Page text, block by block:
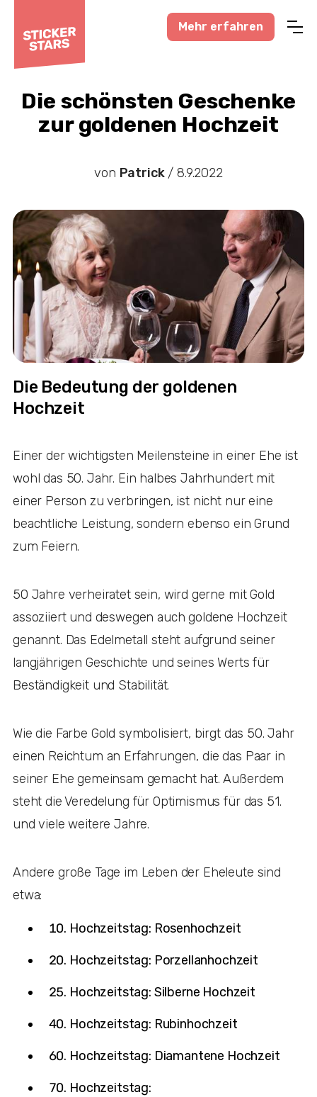
Amateursport
Feuerwehr-News
Business-Welt
Treueaktionen
Mehr erfahren
Die schönsten Geschenke
zur goldenen Hochzeit
von Patrick / 8.9.2022
Die Bedeutung der goldenen
Hochzeit
Einer der wichtigsten Meilensteine in einer Ehe ist
wohl das 50. Jahr. Ein halbes Jahrhundert mit
einer Person zu verbringen, ist nicht nur eine
beachtliche Leistung, sondern ebenso ein Grund
zum Feiern.
50 Jahre verheiratet sein, wird gerne mit Gold
assoziiert und deswegen auch goldene Hochzeit
genannt. Das Edelmetall steht aufgrund seiner
langjährigen Geschichte und seines Werts für
Beständigkeit und Stabilität.
Wie die Farbe Gold symbolisiert, birgt das 50. Jahr
einen Reichtum an Erfahrungen, die das Paar in
seiner Ehe gemeinsam gemacht hat. Außerdem
steht die Veredelung für Optimismus für das 51.
und viele weitere Jahre.
Andere große Tage im Leben der Eheleute sind
etwa:
Hochzeitstag: Rosenhochzeit
Hochzeitstag: Porzellanhochzeit
Hochzeitstag: Silberne Hochzeit
Hochzeitstag: Rubinhochzeit
Hochzeitstag: Diamantene Hochzeit
Hochzeitstag: